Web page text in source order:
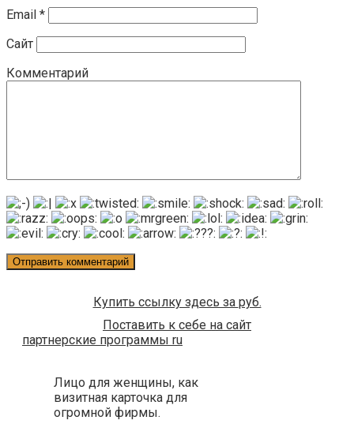
Email *
Сайт
Комментарий
Купить ссылку здесь за руб.
Поставить к себе на сайт
партнерские программы ru
Лицо для женщины, как
визитная карточка для
огромной фирмы.